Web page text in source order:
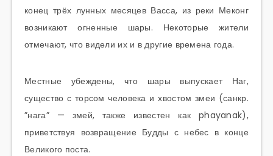
конец трёх лунных месяцев Васса, из реки Меконг
возникают огненные шары. Некоторые жители
отмечают, что видели их и в другие времена года.
Местные убеждены, что шары выпускает Наг,
существо с торсом человека и хвостом змеи (санкр.
”нага” — змей, также известен как phayanak),
приветствуя возвращение Будды с небес в конце
Великого поста.